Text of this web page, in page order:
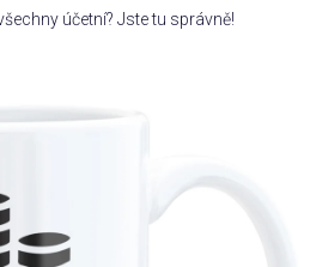
účetní? Jste tu správně!